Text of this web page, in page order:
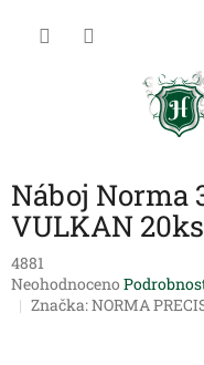
Náboj Norma
VULKAN 20ks
4881
Průměrné
hodnocení
Neohodnoceno
Značka:NORMA